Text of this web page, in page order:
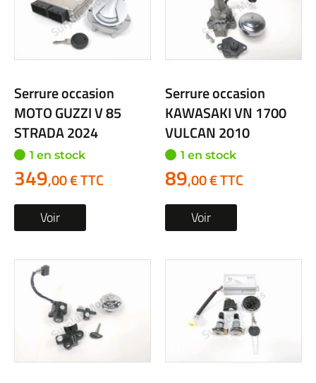
Serrure occasion
MOTO GUZZI V 85
STRADA 2024
1 en stock
349,00 € TTC
Voir
Serrure occasion
KAWASAKI VN 1700
VULCAN 2010
1 en stock
89,00 € TTC
Voir